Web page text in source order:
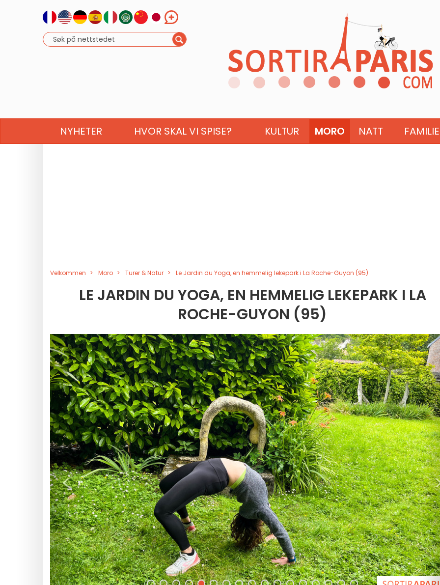
NYHETER HVOR SKAL VI SPISE? KULTUR MORO NATT FAMILIE
Velkommen Moro Turer & Natur Le Jardin du Yoga, en hemmelig lekepark i La Roche-Guyon (95)
LE JARDIN DU YOGA, EN HEMMELIG LEKEPARK I LA
ROCHE-GUYON (95)
<